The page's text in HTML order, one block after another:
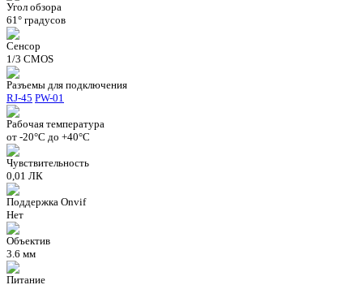
Угол обзора
61° градусов
Сенсор
1/3 CMOS
Разъемы для подключения
RJ-45 PW-01
Рабочая температура
от -20°C до +40°C
Чувствительность
0,01 ЛК
Поддержка Onvif
Нет
Объектив
3.6 мм
Питание